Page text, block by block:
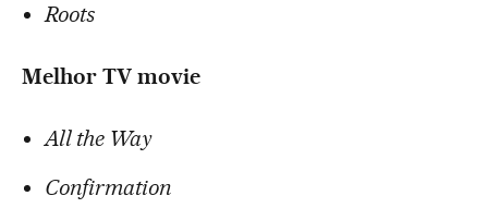
Roots
Melhor TV movie
All the Way
Confirmation